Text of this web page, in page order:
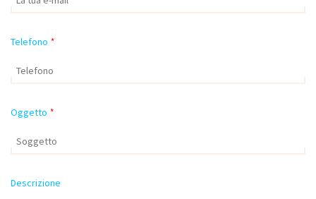
Telefono *
Oggetto *
Descrizione